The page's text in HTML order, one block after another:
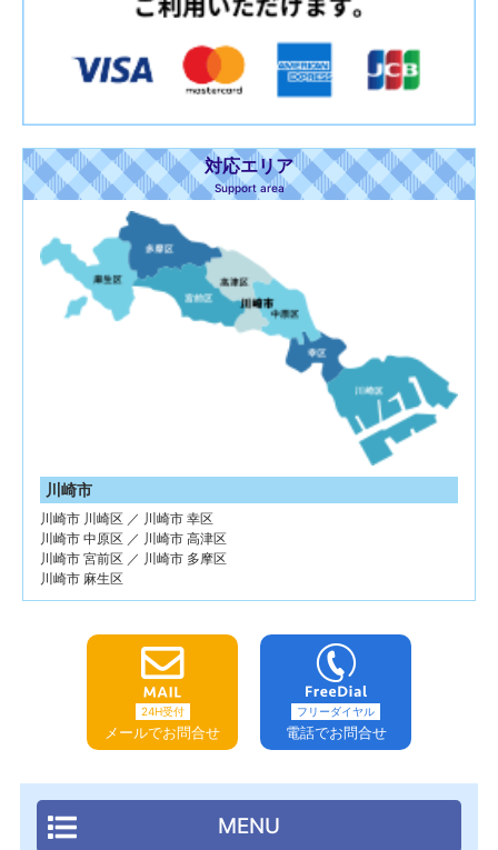
対応エリア
Support area
川崎市
川崎市 川崎区 ／ 川崎市 幸区
川崎市 中原区 ／ 川崎市 高津区
川崎市 宮前区 ／ 川崎市 多摩区
川崎市 麻生区
24H受付
メールでお問合せ
フリーダイヤル
電話でお問合せ
MENU